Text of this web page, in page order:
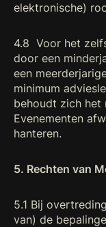
elektronische)
4.8 Voor het
door een
een
minimum
behoudt zich het
Evenementen
hanteren.
5. Rechten van
5.1 Bij
van) de